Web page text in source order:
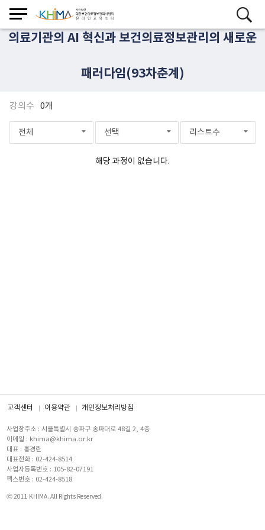
의료기관의 AI 혁신과 보건의료정보관리의 새로운
패러다임(93차춘계)
강의수 0개
전체 선택 리스트수
해당 과정이 없습니다.
고객센터 이용약관 개인정보처리방침
사업장주소 : 서울특별시 송파구 송파대로 48길 2, 4층
이메일 : khima@khima.or.kr
대표 : 홍경란
대표전화 : 02-424-8514
사업자등록번호 : 105-82-07191
팩스번호 : 02-424-8518
ⓒ 2011 KHIMA. All Rights Reserved.